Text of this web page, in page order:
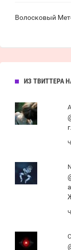
Волосковый
ИЗ ТВИТТЕРА